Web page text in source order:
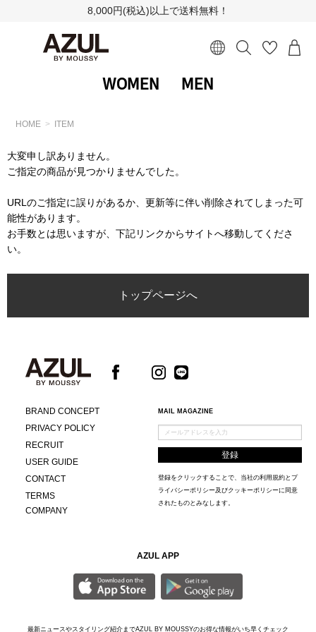
8,000円(税込)以上で送料無料！
WOMEN MEN
HOME ITEM
大変申し訳ありません。
ご指定の商品が見つかりませんでした。
URLのご指定に誤りがあるか、更新等に伴い削除されてしまった可
能性があります。
お手数とは思いますが、下記リンクからサイトへ移動してくださ
い。
トップページへ
BRAND CONCEPT
PRIVACY POLICY
RECRUIT
USER GUIDE
CONTACT
TERMS
COMPANY
MAIL MAGAZINE
登録をクリックすることで、当社の利用規約とプ
ライバシーポリシー及びクッキーポリシーに同意
されたものとみなします。
AZUL APP
最新ニュースやスタイリング紹介までAZUL BY MOUSSYのお得な情報がいち早くチェック